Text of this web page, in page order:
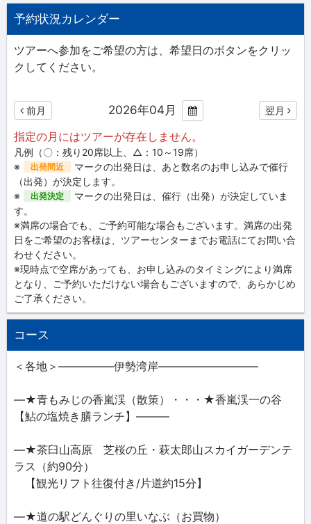
予約状況カレンダー
ツアーへ参加をご希望の方は、希望日のボタンをクリッ
クしてください。
前月 2026年04月 翌月
指定の月にはツアーが存在しません。
凡例（〇：残り20席以上、△：10～19席）
※
出発間近
マークの出発日は、あと数名のお申し込みで催行
（出発）が決定します。
※
出発決定
マークの出発日は、催行（出発）が決定していま
す。
※満席の場合でも、ご予約可能な場合もございます。満席の出発
日をご希望のお客様は、ツアーセンターまでお電話にてお問い合
わせください。
※現時点で空席があっても、お申し込みのタイミングにより満席
となり、ご予約いただけない場合もございますので、あらかじめ
ご了承ください。
コース
＜各地＞―――――伊勢湾岸―――――――――
―★青もみじの香嵐渓（散策）・・・★香嵐渓一の谷
【鮎の塩焼き膳ランチ】―――
―★茶臼山高原 芝桜の丘・萩太郎山スカイガーデンテ
ラス（約90分）
【観光リフト往復付き/片道約15分】
―★道の駅どんぐりの里いなぶ（お買物）